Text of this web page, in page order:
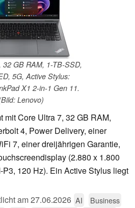
32 GB RAM, 1-TB-SSD,
5G, Active Stylus:
X1 2-in-1 Gen 11.
Lenovo)
mit Core Ultra 7, 32 GB RAM,
4, Power Delivery, einer
7, einer dreijährigen Garantie,
(2.880 x 1.800
120 Hz). Ein Active Stylus liegt
am27.06.2026 AI
Business